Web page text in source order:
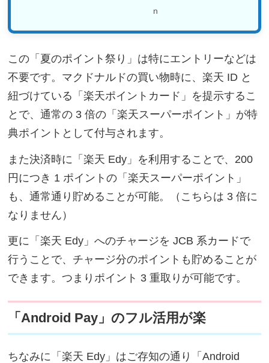
この「夏のポイント祭り」は特にエントリーなどは
不要です。マクドナルドの買い物時に、楽天 ID と
紐づけている「楽天ポイントカード」を提示するこ
とで、通常の 3 倍の「楽天スーパーポイント」が特
典ポイントとして付与されます。
また決済時に「楽天 Edy」を利用することで、200
円につき 1 ポイントの「楽天スーパーポイント」
も、通常通り貯めることが可能。（こちらは 3 倍に
なりません）
更に「楽天 Edy」へのチャージを JCB 系カードで
行うことで、チャージ分のポイントも貯めることが
できます。つまりポイント 3 重取りが可能です。
「Android Pay」のフル活用が楽
ちなみに「楽天 Edy」はご存知の通り「Android